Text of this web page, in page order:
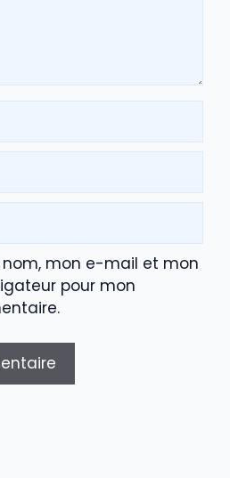
nom, mon e-mail et mon
pour mon